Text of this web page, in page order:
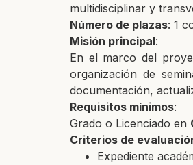
multidisciplinar y
Número de plazas: 1
Misión principal:
En el marco del
organización de
documentación, a
Requisitos mínimos:
Grado o Licenciado en
Criterios de
Expediente